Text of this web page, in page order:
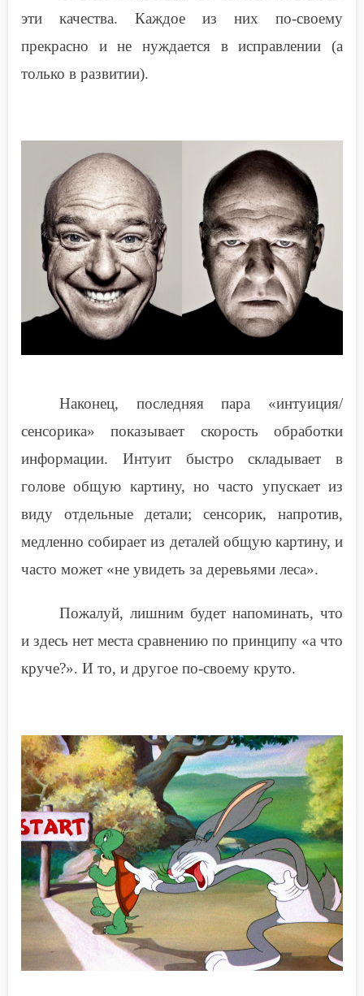
эти качества. Каждое из них по-своему
прекрасно и не нуждается в исправлении (а
только в развитии).
Наконец, последняя пара «интуиция/
сенсорика» показывает скорость обработки
информации. Интуит быстро складывает в
голове общую картину, но часто упускает из
виду отдельные детали; сенсорик, напротив,
медленно собирает из деталей общую картину, и
часто может «не увидеть за деревьями леса».
Пожалуй, лишним будет напоминать, что
и здесь нет места сравнению по принципу «а что
круче?». И то, и другое по-своему круто.